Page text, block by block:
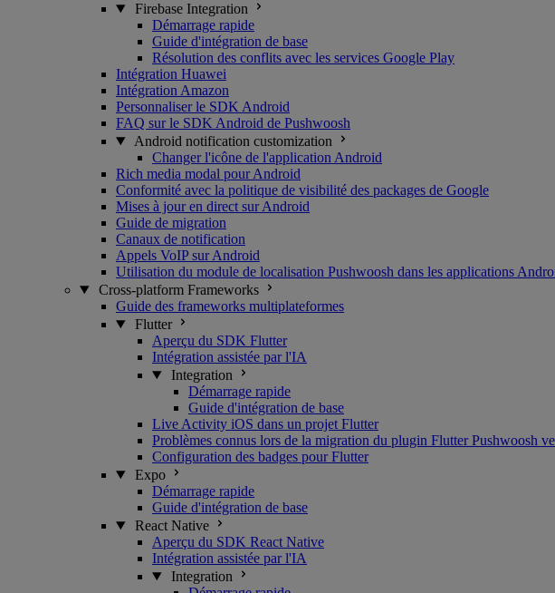
Firebase Integration
Démarrage rapide
Guide d'intégration de base
Résolution des conflits avec les services Google Play
Intégration Huawei
Intégration Amazon
Personnaliser le SDK Android
FAQ sur le SDK Android de Pushwoosh
Android notification customization
Changer l'icône de l'application Android
Rich media modal pour Android
Conformité avec la politique de visibilité des packages de Google
Mises à jour en direct sur Android
Guide de migration
Canaux de notification
Appels VoIP sur Android
Utilisation du module de localisation Pushwoosh dans les applications
Cross-platform Frameworks
Guide des frameworks multiplateformes
Flutter
Aperçu du SDK Flutter
Intégration assistée par l'IA
Integration
Démarrage rapide
Guide d'intégration de base
Live Activity iOS dans un projet Flutter
Problèmes connus lors de la migration du plugin Flutter Pushwoosh
Configuration des badges pour Flutter
Expo
Démarrage rapide
Guide d'intégration de base
React Native
Aperçu du SDK React Native
Intégration assistée par l'IA
Integration